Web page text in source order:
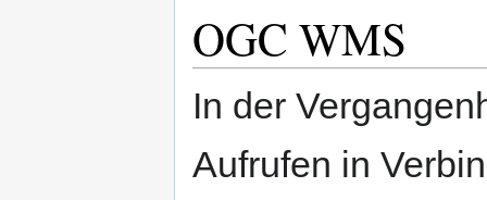
OGC WMS
In der
Aufrufen in